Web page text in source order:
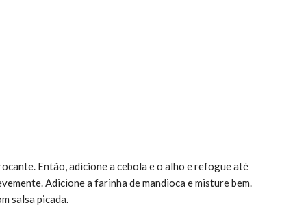
Então, adicione a cebola e o alho e refogue até
Adicione a farinha de mandioca e misture bem.
salsa picada.